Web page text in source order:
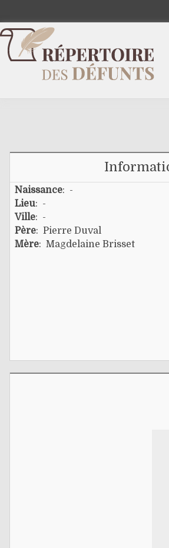
Naissance: -
Lieu: -
Ville: -
Père: Pierre Duval
Mère: Magdelaine Brisset